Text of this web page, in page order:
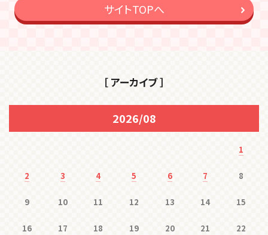
サイトTOPへ
［ アーカイブ ］
2026/08
1
2 3 4 5 6 7 8
9 10 11 12 13 14 15
16 17 18 19 20 21 22